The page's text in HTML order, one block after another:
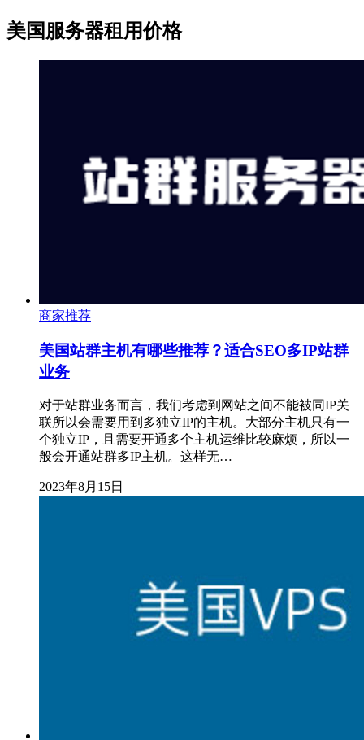
美国服务器租用价格
商家推荐
美国站群主机有哪些推荐？适合SEO多IP站群
业务
对于站群业务而言，我们考虑到网站之间不能被同IP关
联所以会需要用到多独立IP的主机。大部分主机只有一
个独立IP，且需要开通多个主机运维比较麻烦，所以一
般会开通站群多IP主机。这样无…
2023年8月15日